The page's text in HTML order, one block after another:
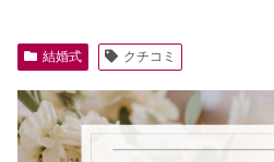
結婚式 クチコミ